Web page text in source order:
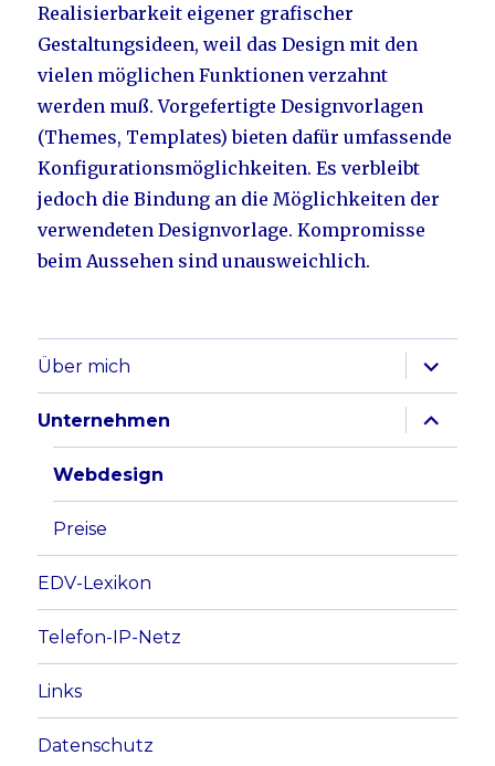
Realisierbarkeit eigener grafischer
Gestaltungsideen, weil das Design mit den
vielen möglichen Funktionen verzahnt
werden muß. Vorgefertigte Designvorlagen
(Themes, Templates) bieten dafür umfassende
Konfigurationsmöglichkeiten. Es verbleibt
jedoch die Bindung an die Möglichkeiten der
verwendeten Designvorlage. Kompromisse
beim Aussehen sind unausweichlich.
Über mich
Unternehmen
Webdesign
Preise
EDV-Lexikon
Telefon-IP-Netz
Links
Datenschutz